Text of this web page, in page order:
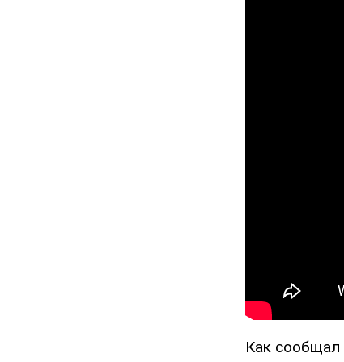
Как сообщал